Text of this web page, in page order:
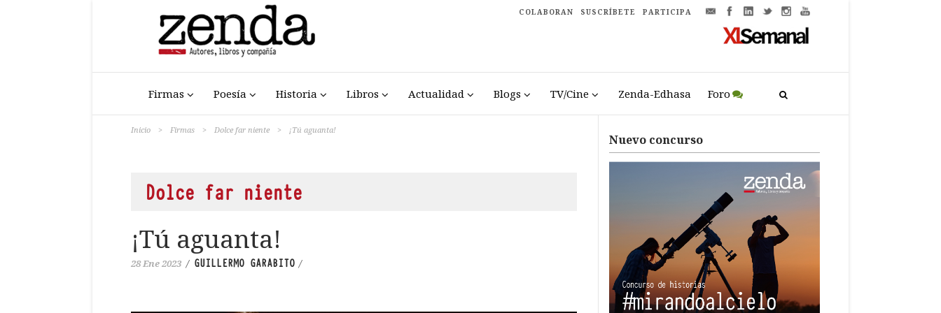
COLABORAN SUSCRÍBETE PARTICIPA
Firmas Poesía Historia Libros Actualidad Blogs TV/Cine Zenda-Edhasa Foro
Inicio > Firmas > Dolce far niente > ¡Tú aguanta!
Dolce far niente
¡Tú aguanta!
28 Ene 2023 / GUILLERMO GARABITO /
Nuevo concurso